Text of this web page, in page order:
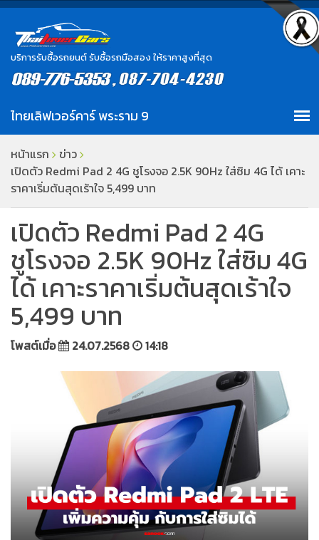
บริการรับซื้อรถยนต์ รับซื้อรถมือสอง ให้ราคาสูงที่สุด
หน้าแรก
ข่าว
เปิดตัว Redmi Pad 2 4G ชูโรงจอ 2.5K 90Hz ใส่ซิม 4G ได้ เคาะ
ราคาเริ่มต้นสุดเร้าใจ 5,499 บาท
เปิดตัว Redmi Pad 2 4G
ชูโรงจอ 2.5K 90Hz ใส่ซิม 4G
ได้ เคาะราคาเริ่มต้นสุดเร้าใจ
5,499 บาท
โพสต์เมื่อ 24.07.2568 14:18